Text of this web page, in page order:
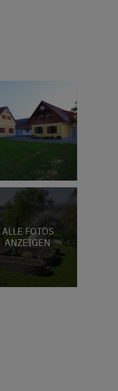
ALLE FOTOS
ANZEIGEN